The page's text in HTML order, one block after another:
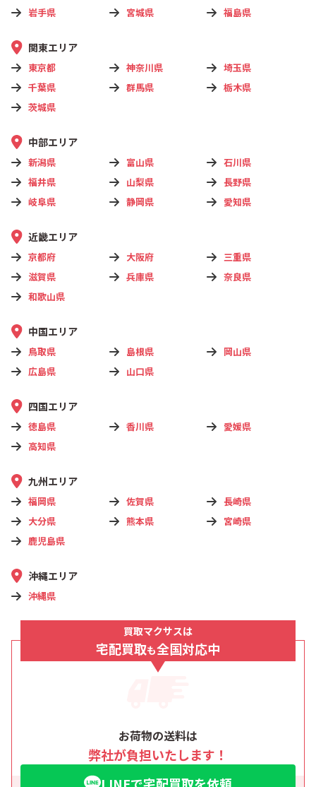
岩手県
宮城県 福島県
関東エリア
東京都 神奈川県
埼玉県
千葉県
群馬県
栃木県
茨城県
中部エリア
新潟県 富山県
石川県
福井県
山梨県
長野県
岐阜県
静岡県 愛知県
近畿エリア
京都府 大阪府
三重県
滋賀県
兵庫県
奈良県
和歌山県
中国エリア
鳥取県 島根県
岡山県
広島県
山口県
四国エリア
徳島県 香川県
愛媛県
高知県
九州エリア
福岡県 佐賀県
長崎県
大分県
熊本県
宮崎県
鹿児島県
沖縄エリア
沖縄県
買取マクサスは
宅配買取も全国対応中
お荷物の送料は
弊社が負担いたします！